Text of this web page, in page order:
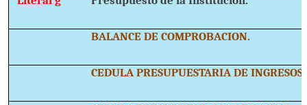
BALANCE DE COMPROBACION.
CEDULA PRESUPUESTARIA DE INGRESOS.